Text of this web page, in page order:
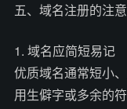
五、域名注册的注
1. 域名应简短易记
优质域名通常短小
用生僻字或多余的符